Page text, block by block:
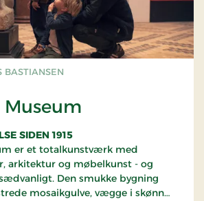
BASTIANSEN
Museum
SIDEN 1915
er et totalkunstværk med
arkitektur og møbelkunst - og
Den smukke bygning
mosaikgulve, vægge i skønne